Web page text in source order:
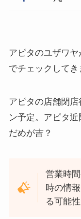
アピタのユザワ
でチェックしてき
アピタの店舗閉
ン予定。アピタ
だめが吉？
営業時
時の情
る可能